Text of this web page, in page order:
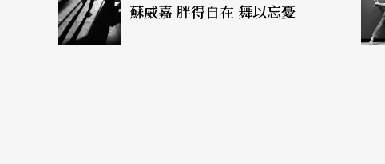
多元的身體 終究臻於和諧蘇威嘉 胖得自在 舞以忘憂